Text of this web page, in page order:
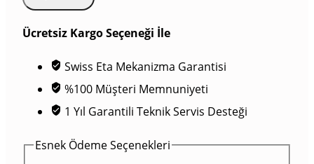
Ücretsiz Kargo Seçeneği İle
Swiss Eta Mekanizma Garantisi
%100 Müşteri Memnuniyeti
1 Yıl Garantili Teknik Servis Desteği
Esnek Ödeme Seçenekleri